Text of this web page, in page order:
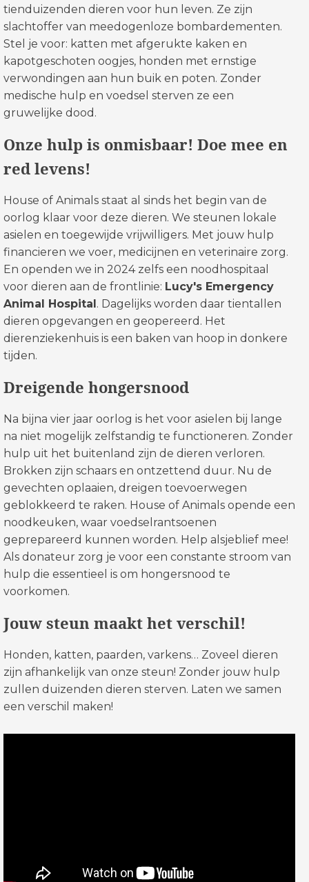
tienduizenden dieren voor hun leven. Ze zijn
slachtoffer van meedogenloze bombardementen.
Stel je voor: katten met afgerukte kaken en
kapotgeschoten oogjes, honden met ernstige
verwondingen aan hun buik en poten. Zonder
medische hulp en voedsel sterven ze een
gruwelijke dood.
Onze hulp is onmisbaar! Doe mee en
red levens!
House of Animals staat al sinds het begin van de
oorlog klaar voor deze dieren. We steunen lokale
asielen en toegewijde vrijwilligers. Met jouw hulp
financieren we voer, medicijnen en veterinaire zorg.
En openden we in 2024 zelfs een noodhospitaal
voor dieren aan de frontlinie: Lucy's Emergency
Animal Hospital. Dagelijks worden daar tientallen
dieren opgevangen en geopereerd. Het
dierenziekenhuis is een baken van hoop in donkere
tijden.
Dreigende hongersnood
Na bijna vier jaar oorlog is het voor asielen bij lange
na niet mogelijk zelfstandig te functioneren. Zonder
hulp uit het buitenland zijn de dieren verloren.
Brokken zijn schaars en ontzettend duur. Nu de
gevechten oplaaien, dreigen toevoerwegen
geblokkeerd te raken. House of Animals opende een
noodkeuken, waar voedselrantsoenen
geprepareerd kunnen worden. Help alsjeblief mee!
Als donateur zorg je voor een constante stroom van
hulp die essentieel is om hongersnood te
voorkomen.
Jouw steun maakt het verschil!
Honden, katten, paarden, varkens… Zoveel dieren
zijn afhankelijk van onze steun! Zonder jouw hulp
zullen duizenden dieren sterven. Laten we samen
een verschil maken!